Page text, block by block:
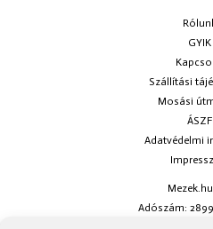
GYIK
Szállítási
Mosási
ÁSZF
Adatvédelmi
Adószám: